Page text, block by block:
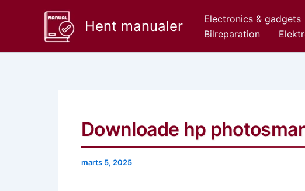
Hent manualer Electronics & gadgets
Bilreparation
Downloade hp
marts 5, 2025